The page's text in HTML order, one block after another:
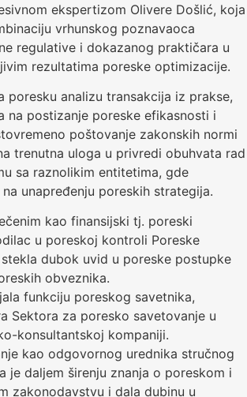
ekspertizom Olivere Došlić, koja
vrhunskog poznavaoca
regulative i dokazanog praktičara u
rezultatima poreske optimizacije.
poresku analizu transakcija iz prakse,
na postizanje poreske efikasnosti i
poštovanje zakonskih normi
trenutna uloga u privredi obuhvata rad
sa raznolikim entitetima, gde
unapređenju poreskih strategija.
kao finansijski tj. poreski
u poreskoj kontroli Poreske
dubok uvid u poreske postupke
obveznika.
funkciju poreskog savetnika,
Sektora za poresko savetovanje u
konsultantskoj kompaniji.
kao odgovornog urednika stručnog
je daljem širenju znanja o poreskom i
zakonodavstvu i dala dubinu u